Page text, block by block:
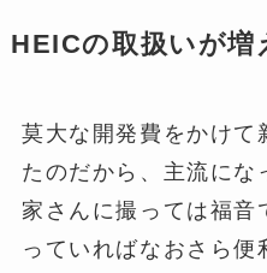
HEICの取扱いが増
莫大な開発費をかけて
たのだから、主流にな
家さんに撮っては福
っていればなおさら便